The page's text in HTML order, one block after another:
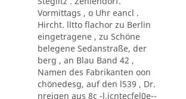
Vormittags , o Uhr eancl .
Hircht. lltto flachor zu Berlin
eingetragene , zu Schöne
belegene Sedanstraße, der
berg , an Blau Band 42 ,
Namen des Fabrikanten oon
chönedesg, auf den l539 , Dr.
nreigen aus 8c -l.icntecfel0e--